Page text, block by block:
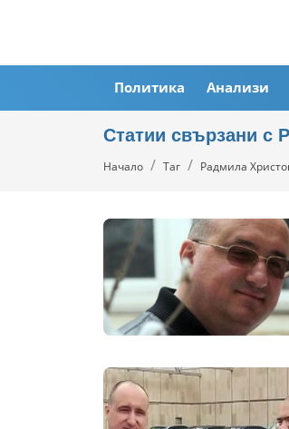
Политика Анализи
Статии свързани с
Начало Таг Радмила